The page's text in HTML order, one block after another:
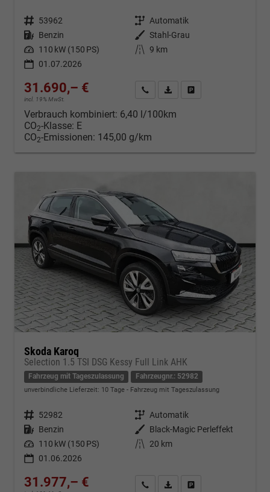
Fahrzeugnr. 53962 Getriebe Automatik
Kraftstoff Benzin Außenfarbe Stahl-Grau
Leistung 110 kW (150 PS) Kilometerstand 9 km
01.07.2026
31.690,– €
incl. 19% MwSt.
Kontakt & Angebot anfordern
PDF-Datei, Fahrzeugexposé
Verbrauch kombiniert: 6,40 l/100km
CO2-Klasse: E
CO2-Emissionen: 145,00 g/km
Skoda Karoq
Selection 1.5 TSI DSG Kessy Full Link AHK
Fahrzeug mit Tageszulassung Fahrzeugnr.: 52982
unverbindliche Lieferzeit: 10 Tage Fahrzeug mit Tageszulassung
Fahrzeugnr. 52982 Getriebe Automatik
Kraftstoff Benzin Außenfarbe
Black-Magic Perleffekt
Leistung 110 kW (150 PS) Kilometerstand
20 km
01.06.2026
31.977,– € Kontakt & Angebot anfordern
PDF-Datei, Fahrzeugexposé